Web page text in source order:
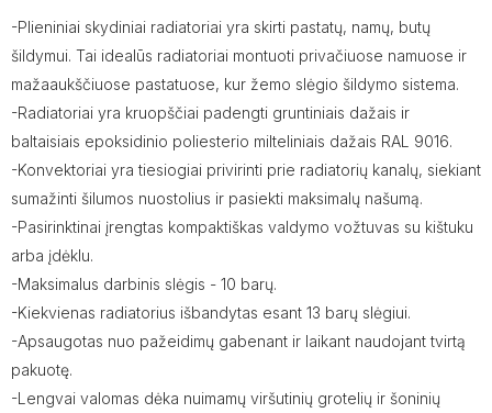
-Plieniniai skydiniai radiatoriai yra skirti pastatų, namų, butų
šildymui. Tai idealūs radiatoriai montuoti privačiuose namuose ir
mažaaukščiuose pastatuose, kur žemo slėgio šildymo sistema.
-Radiatoriai yra kruopščiai padengti gruntiniais dažais ir
baltaisiais epoksidinio poliesterio milteliniais dažais RAL 9016.
-Konvektoriai yra tiesiogiai privirinti prie radiatorių kanalų, siekiant
sumažinti šilumos nuostolius ir pasiekti maksimalų našumą.
-Pasirinktinai įrengtas kompaktiškas valdymo vožtuvas su kištuku
arba įdėklu.
-Maksimalus darbinis slėgis - 10 barų.
-Kiekvienas radiatorius išbandytas esant 13 barų slėgiui.
-Apsaugotas nuo pažeidimų gabenant ir laikant naudojant tvirtą
pakuotę.
-Lengvai valomas dėka nuimamų viršutinių grotelių ir šoninių